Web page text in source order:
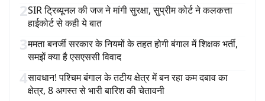
2SIR ट्रिब्यूनल की जज ने मांगी सुरक्षा, सुप्रीम कोर्ट ने कलकत्ता
हाईकोर्ट से कही ये बात
3ममता बनर्जी सरकार के नियमों के तहत होगी बंगाल में शिक्षक भर्ती,
समझें क्या है एसएससी विवाद
4सावधान! पश्चिम बंगाल के तटीय क्षेत्र में बन रहा कम दबाव का
क्षेत्र, 8 अगस्त से भारी बारिश की चेतावनी